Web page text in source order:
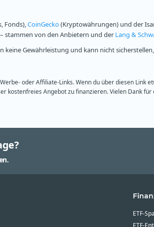
Fonds),CoinGecko(Kryptowährungen) und der
stammen von den Anbietern und der Lang &
Gewährleistung und kann nicht
oder Affiliate-Links. Wenn du über diesen
kostenfreies Angebot zu finanzieren. Vielen Dank
ETF-